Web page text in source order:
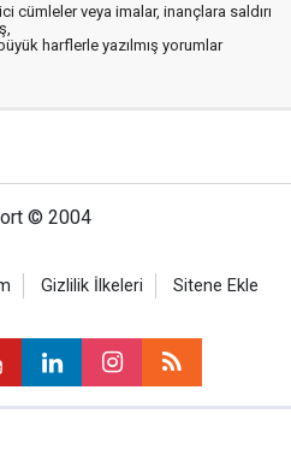
cümleler veya imalar, inançlara saldırı
harflerle yazılmış yorumlar
© 2004
Gizlilik İlkeleri Sitene Ekle